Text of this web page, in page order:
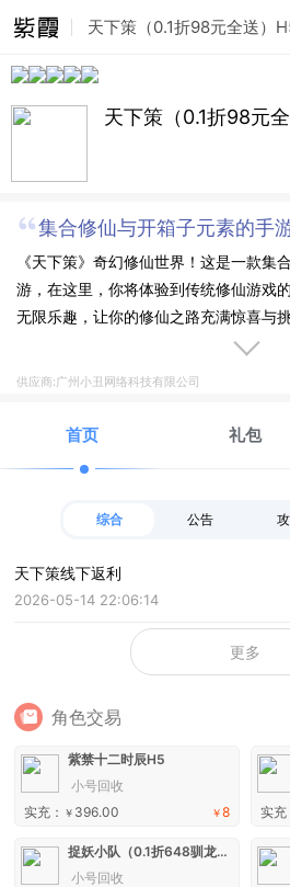
天下策（0.1折98元全送）
天下策（0.1折98元
集合修仙与开箱子元素的手
《天下策》奇幻修仙世界！这是一款集
游，在这里，你将体验到传统修仙游戏
无限乐趣，让你的修仙之路充满惊喜与挑
供应商:广州小丑网络科技有限公司
首页 礼包
综合 公告
天下策线下返利
2026-05-14 22:06:14
更多
角色交易
紫禁十二时辰H5
小号回收
￥8
实充： ￥ 396.00 实充
捉妖小队（0.1折648驯龙免费版）H5
小号回收